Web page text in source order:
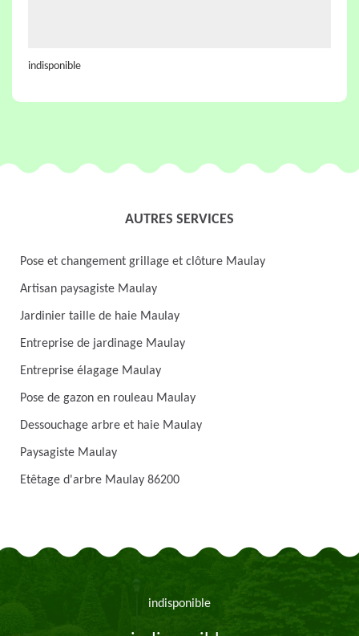
indisponible
AUTRES SERVICES
Pose et changement grillage et clôture Maulay
Artisan paysagiste Maulay
Jardinier taille de haie Maulay
Entreprise de jardinage Maulay
Entreprise élagage Maulay
Pose de gazon en rouleau Maulay
Dessouchage arbre et haie Maulay
Paysagiste Maulay
Etêtage d'arbre Maulay 86200
indisponible